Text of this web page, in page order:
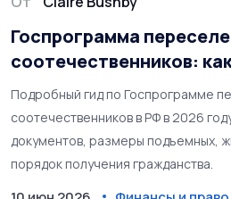
Госпрограмма
соотечественников:
получить льготы и
году
Подробный гид по Госпрограмме
соотечественников в РФ в 2026
документов, размеры подъемных,
порядок получения гражданства.